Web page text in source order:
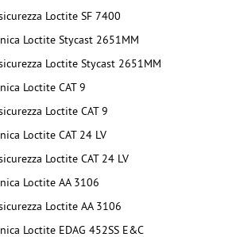
Loctite SF 7400
Loctite Stycast 2651MM
Loctite Stycast 2651MM
Loctite CAT 9
Loctite CAT 9
Loctite CAT 24 LV
Loctite CAT 24 LV
Loctite AA 3106
Loctite AA 3106
Loctite EDAG 452SS E&C